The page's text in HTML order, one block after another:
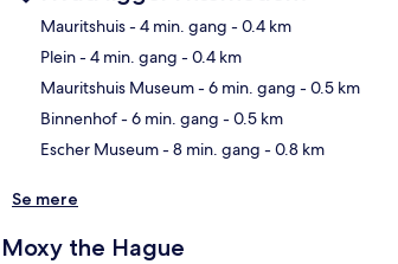
Mauritshuis- 4 min. gang - 0.4 km
Plein- 4 min. gang - 0.4 km
Mauritshuis Museum- 6 min. gang - 0.5 km
Binnenhof- 6 min. gang - 0.5 km
Escher Museum- 8 min. gang - 0.8 km
Se mere
Moxy the Hague